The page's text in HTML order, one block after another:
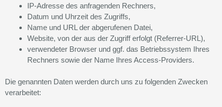
IP-Adresse des anfragenden Rechners,
Datum und Uhrzeit des Zugriffs,
Name und URL der abgerufenen Datei,
Website, von der aus der Zugriff erfolgt (Referrer-URL),
verwendeter Browser und ggf. das Betriebssystem Ihres
Rechners sowie der Name Ihres Access-Providers.
Die genannten Daten werden durch uns zu folgenden Zwecken
verarbeitet: